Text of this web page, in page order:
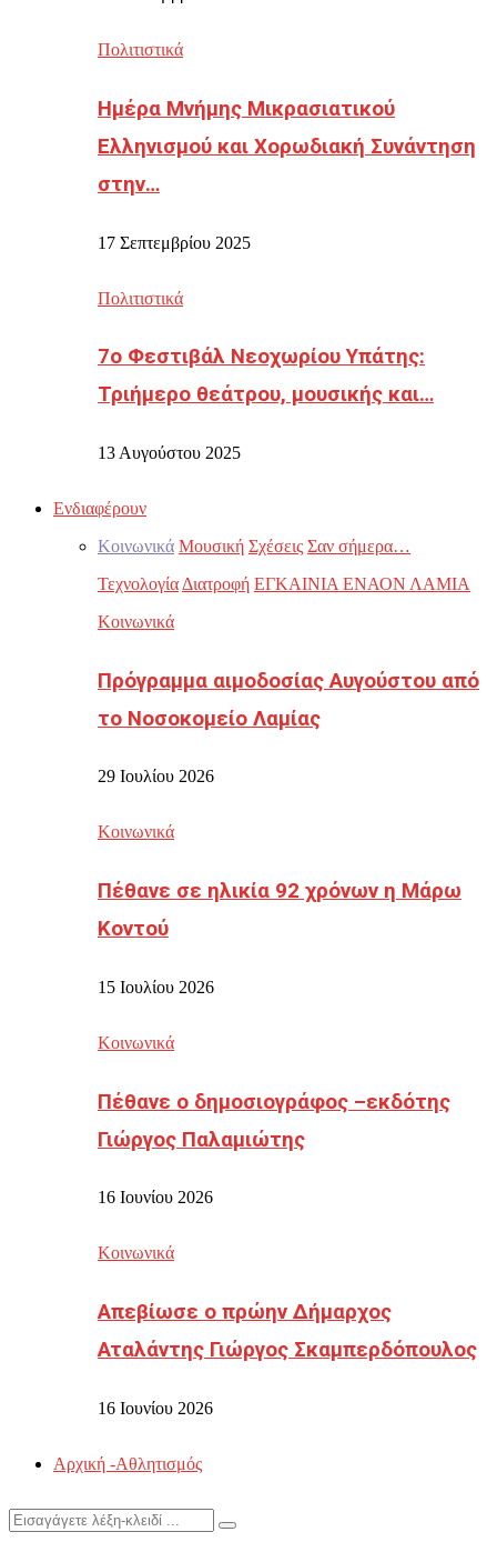
Πολιτιστικά
Ημέρα Μνήμης Μικρασιατικού
Ελληνισμού και Χορωδιακή Συνάντηση
στην…
17 Σεπτεμβρίου 2025
Πολιτιστικά
7ο Φεστιβάλ Νεοχωρίου Υπάτης:
Τριήμερο θεάτρου, μουσικής και…
13 Αυγούστου 2025
Ενδιαφέρουν
Κοινωνικά Μουσική Σχέσεις Σαν σήμερα…
Τεχνολογία Διατροφή ΕΓΚΑΙΝΙΑ ΕΝΑΟΝ ΛΑΜΙΑ
Κοινωνικά
Πρόγραμμα αιμοδοσίας Αυγούστου από
το Νοσοκομείο Λαμίας
29 Ιουλίου 2026
Κοινωνικά
Πέθανε σε ηλικία 92 χρόνων η Μάρω
Κοντού
15 Ιουλίου 2026
Κοινωνικά
Πέθανε ο δημοσιογράφος –εκδότης
Γιώργος Παλαμιώτης
16 Ιουνίου 2026
Κοινωνικά
Απεβίωσε ο πρώην Δήμαρχος
Αταλάντης Γιώργος Σκαμπερδόπουλος
16 Ιουνίου 2026
Αρχική -Αθλητισμός
Search
Search